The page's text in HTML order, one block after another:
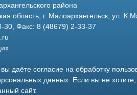
района
область, г. Малоархангельск, ул.
Факс: 8 (48679) 2-33-37
даёте согласие на обработку
данных . Если вы не
сайт.